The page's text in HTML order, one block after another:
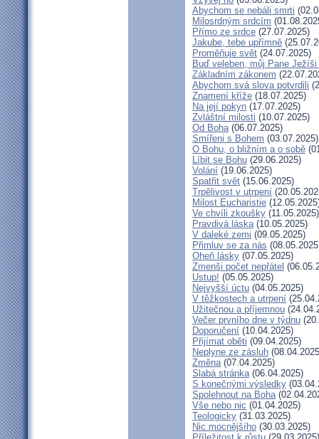
Abychom se nebáli smrti
Milosrdným srdcím
Přímo ze srdce (27.07.2025)
Jakube, tebe upřímně
Proměňuje svět (24.07.2025)
Buď veleben, můj Pane
Základním zákonem
Abychom svá slova potvrdili
Znamení kříže (18.07.2025)
Na její pokyn (17.07.2025)
Zvláštní milosti (10.07.2025)
Od Boha(06.07.2025)
Smířeni s Bohem (03.07.2025)
O Bohu, o bližním a o sobě
Líbit se Bohu (29.06.2025)
Volání (19.06.2025)
Spatřit svět (15.06.2025)
Trpělivost v utrpení
Milost Eucharistie
Ve chvíli zkoušky (11.05.2025)
Pravdivá láska(10.05.2025)
V daleké zemi (09.05.2025)
Přimluv se za nás
Oheň lásky (07.05.2025)
Zmenši počet nepřátel
Ustup! (05.05.2025)
Nejvyšší úctu (04.05.2025)
V těžkostech a utrpení
Užitečnou a příjemnou
Večer prvního dne v týdnu
Doporučení (10.04.2025)
Přijímat oběti (09.04.2025)
Neplyne ze zásluh
Změna(07.04.2025)
Slabá stránka(06.04.2025)
S konečnými výsledky
Spolehnout na Boha
Vše nebo nic (01.04.2025)
Teologicky (31.03.2025)
Nic mocnějšího (30.03.2025)